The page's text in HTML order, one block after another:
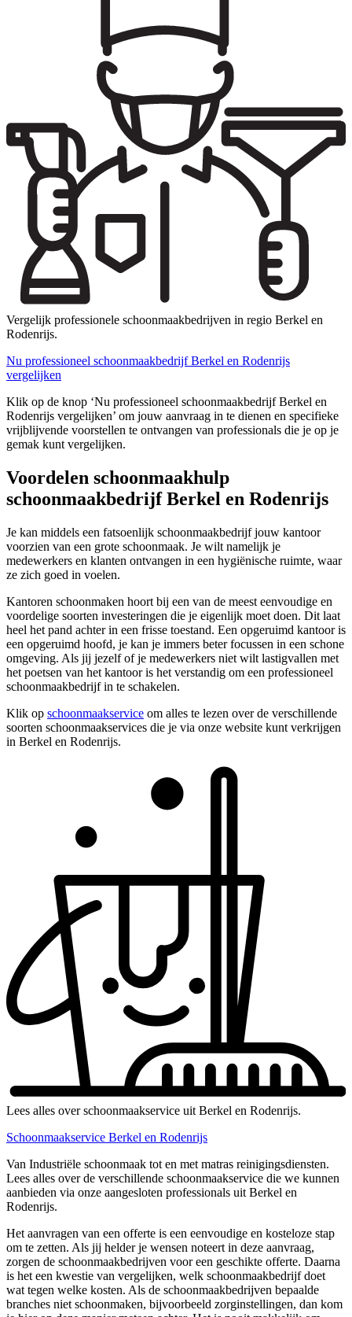
Vergelijk professionele schoonmaakbedrijven in regio Berkel en
Rodenrijs.
Nu professioneel schoonmaakbedrijf Berkel en Rodenrijs
vergelijken
Klik op de knop ‘Nu professioneel schoonmaakbedrijf Berkel en
Rodenrijs vergelijken’ om jouw aanvraag in te dienen en specifieke
vrijblijvende voorstellen te ontvangen van professionals die je op je
gemak kunt vergelijken.
Voordelen schoonmaakhulp
schoonmaakbedrijf Berkel en Rodenrijs
Je kan middels een fatsoenlijk schoonmaakbedrijf jouw kantoor
voorzien van een grote schoonmaak. Je wilt namelijk je
medewerkers en klanten ontvangen in een hygiënische ruimte, waar
ze zich goed in voelen.
Kantoren schoonmaken hoort bij een van de meest eenvoudige en
voordelige soorten investeringen die je eigenlijk moet doen. Dit laat
heel het pand achter in een frisse toestand. Een opgeruimd kantoor is
een opgeruimd hoofd, je kan je immers beter focussen in een schone
omgeving. Als jij jezelf of je medewerkers niet wilt lastigvallen met
het poetsen van het kantoor is het verstandig om een professioneel
schoonmaakbedrijf in te schakelen.
Klik op schoonmaakservice om alles te lezen over de verschillende
soorten schoonmaakservices die je via onze website kunt verkrijgen
in Berkel en Rodenrijs.
Lees alles over schoonmaakservice uit Berkel en Rodenrijs.
Schoonmaakservice Berkel en Rodenrijs
Van Industriële schoonmaak tot en met matras reinigingsdiensten.
Lees alles over de verschillende schoonmaakservice die we kunnen
aanbieden via onze aangesloten professionals uit Berkel en
Rodenrijs.
Het aanvragen van een offerte is een eenvoudige en kosteloze stap
om te zetten. Als jij helder je wensen noteert in deze aanvraag,
zorgen de schoonmaakbedrijven voor een geschikte offerte. Daarna
is het een kwestie van vergelijken, welk schoonmaakbedrijf doet
wat tegen welke kosten. Als de schoonmaakbedrijven bepaalde
branches niet schoonmaken, bijvoorbeeld zorginstellingen, dan kom